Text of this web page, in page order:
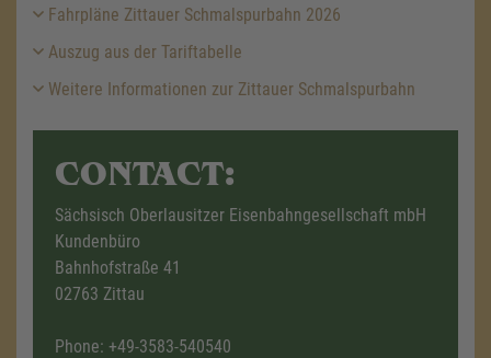
Fahrpläne Zittauer Schmalspurbahn 2026
Auszug aus der Tariftabelle
Weitere Informationen zur Zittauer Schmalspurbahn
CONTACT:
Sächsisch Oberlausitzer Eisenbahngesellschaft mbH
Kundenbüro
Bahnhofstraße 41
02763 Zittau
Phone: +49-3583-540540